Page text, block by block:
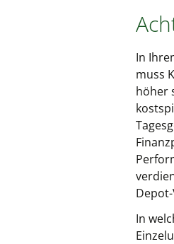
In
muss
höher
In